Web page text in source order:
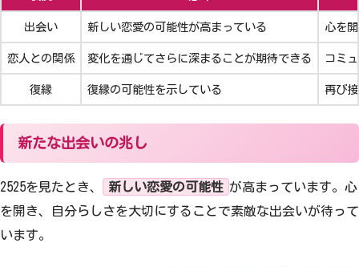
出会い 新しい恋愛の可能性が高まっている 心を
恋人との関係 変化を通じてさらに深まることが期待できる コミ
復縁 復縁の可能性を示している 再び
新たな出会いの兆し
2525を見たとき、 新しい恋愛の可能性 が高まっています。心
を開き、自分らしさを大切にすることで素敵な出会いが待って
います。